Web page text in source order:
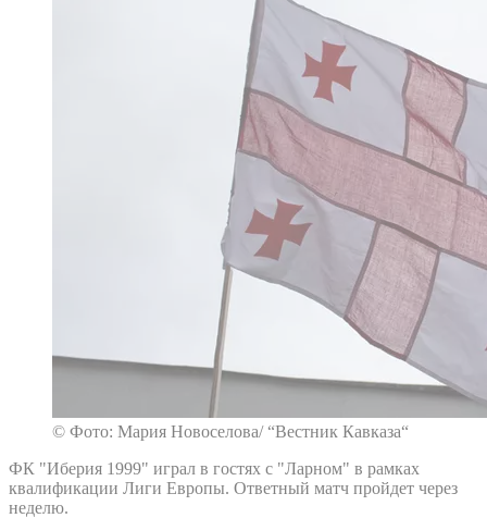
© Фото: Мария Новоселова/ “Вестник Кавказа“
ФК "Иберия 1999" играл в гостях с "Ларном" в рамках
квалификации Лиги Европы. Ответный матч пройдет через
неделю.